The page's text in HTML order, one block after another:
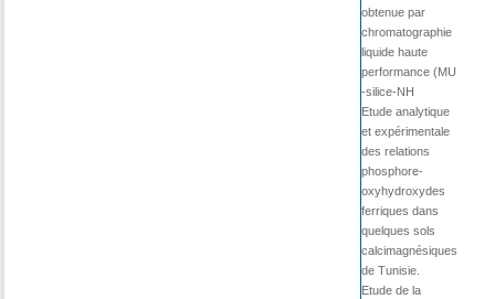
obtenue par
chromatographie
liquide haute
performance (MU
-silice-NH
Etude analytique
et expérimentale
des relations
phosphore-
oxyhydroxydes
ferriques dans
quelques sols
calcimagnésiques
de Tunisie.
Etude de la